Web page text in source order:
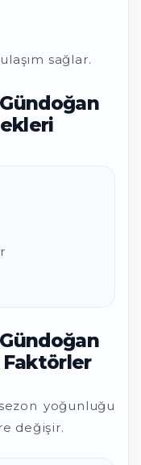
sağlar.
Faktörler
yoğunluğu
değişir.